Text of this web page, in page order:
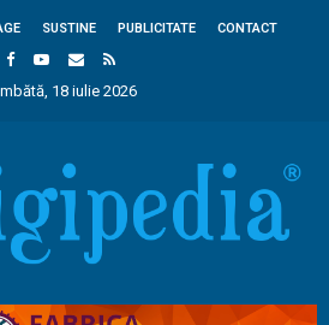
SUSTINE PUBLICITATE CONTACT
18 iulie 2026